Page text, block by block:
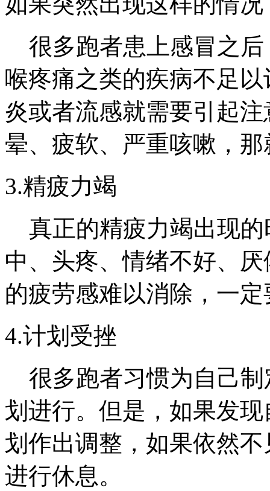
很多跑者患上感冒之后
喉疼痛之类的疾病不足
炎或者流感就需要引起
晕、疲软、严重咳嗽，
3.精疲力竭
真正的精疲力竭出现的
中、头疼、情绪不好、
的疲劳感难以消除，一
4.计划受挫
很多跑者习惯为自己制
划进行。但是，如果发
划作出调整，如果依然
进行休息。